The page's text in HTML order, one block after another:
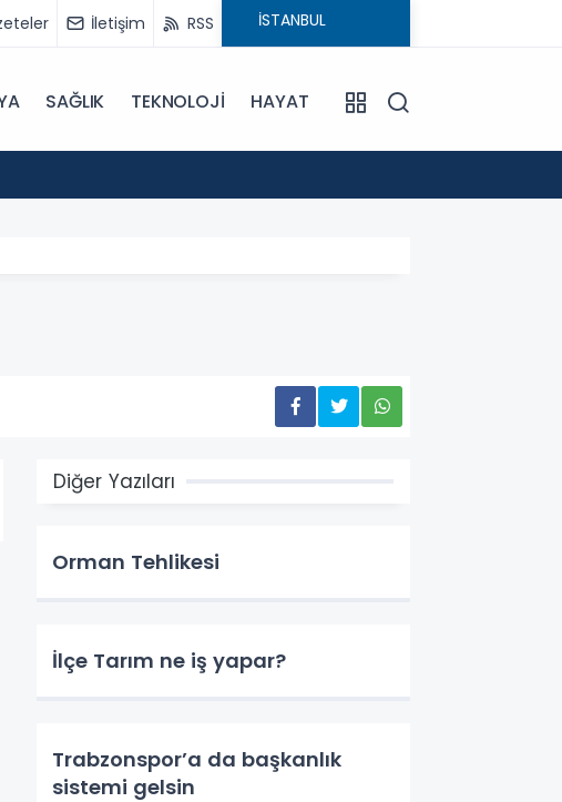
İletişim RSS
SAĞLIK TEKNOLOJİ HAYAT
Diğer Yazıları
Orman Tehlikesi
İlçe Tarım ne iş yapar?
Trabzonspor’a da başkanlık
sistemi gelsin